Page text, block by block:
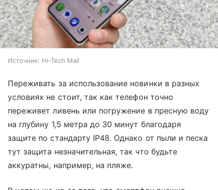
Источник: Hi-Tech Mail
Переживать за использование новинки в разных
условиях не стоит, так как телефон точно
переживет ливень или погружение в пресную воду
на глубину 1,5 метра до 30 минут благодаря
защите по стандарту IP48. Однако от пыли и песка
тут защита незначительная, так что будьте
аккуратны, например, на пляже.